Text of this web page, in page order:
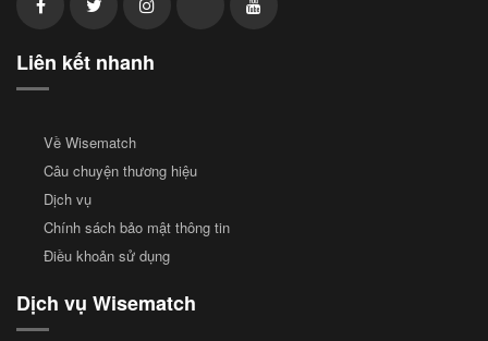
Liên kết nhanh
Về Wisematch
Câu chuyện thương hiệu
Dịch vụ
Chính sách bảo mật thông tin
Điều khoản sử dụng
Dịch vụ Wisematch